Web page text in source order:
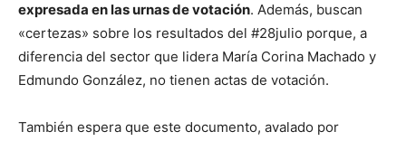
expresada en las urnas de votación. Además, buscan
«certezas» sobre los resultados del #28julio porque, a
diferencia del sector que lidera María Corina Machado y
Edmundo González, no tienen actas de votación.
También espera que este documento, avalado por